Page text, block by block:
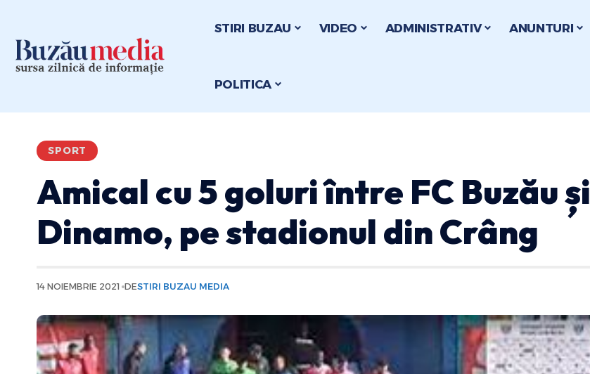
STIRI BUZAU VIDEO ADMINISTRATIV ANUNTURI
POLITICA
SPORT
Amical cu 5 goluri între FC Buzău și
Dinamo, pe stadionul din Crâng
14 NOIEMBRIE 2021 DESTIRI BUZAU MEDIA